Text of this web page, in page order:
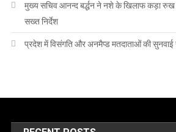
मुख्य सचिव आनन्द बर्द्धन ने नशे के खिलाफ कड़ा रुख
सख्त निर्देश
प्रदेश में विसंगति और अनमैप्ड मतदाताओं की सुनवाई